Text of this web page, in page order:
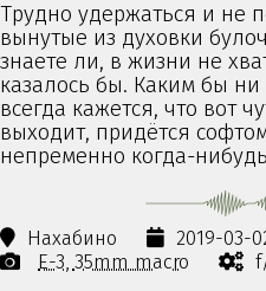
Трудно удержаться и не
вынутые из духовки
знаете ли, в жизни не
казалось бы. Каким бы
всегда кажется, что вот
выходит, придётся
непременно когда-
Нахабино 2019-03-
E-3 35mm macro